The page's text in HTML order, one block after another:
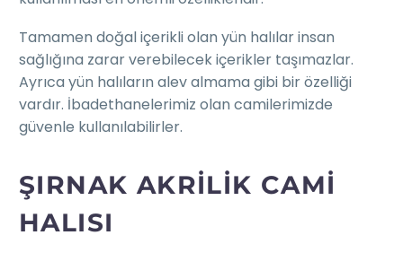
Tamamen doğal içerikli olan yün halılar insan
sağlığına zarar verebilecek içerikler taşımazlar.
Ayrıca yün halıların alev almama gibi bir özelliği
vardır. İbadethanelerimiz olan camilerimizde
güvenle kullanılabilirler.
ŞIRNAK AKRILIK CAMI
HALISI